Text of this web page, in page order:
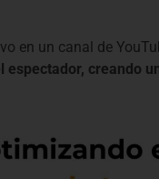
en un canal de
creando